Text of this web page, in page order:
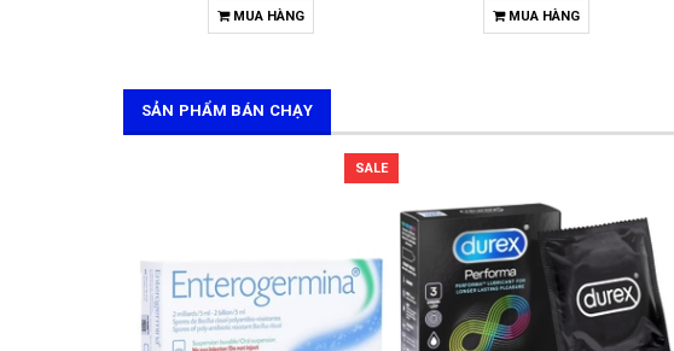
MUA HÀNG MUA HÀNG
SẢN PHẨM BÁN CHẠY
SALE